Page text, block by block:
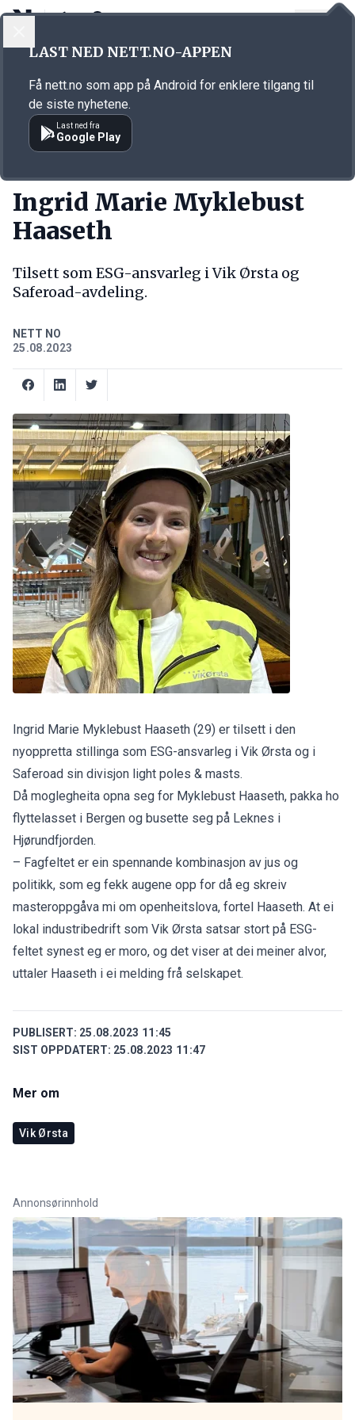
Annonsørinnhold
Ingrid Marie Myklebust
Haaseth
Tilsett som ESG-ansvarleg i Vik Ørsta og
Saferoad-avdeling.
NETT NO
25.08.2023
Ingrid Marie Myklebust Haaseth (29) er tilsett i den
nyoppretta stillinga som ESG-ansvarleg i Vik Ørsta og i
Saferoad sin divisjon light poles & masts.
Då moglegheita opna seg for Myklebust Haaseth, pakka ho
flyttelasset i Bergen og busette seg på Leknes i
Hjørundfjorden.
– Fagfeltet er ein spennande kombinasjon av jus og
politikk, som eg fekk augene opp for då eg skreiv
masteroppgåva mi om openheitslova, fortel Haaseth. At ei
lokal industribedrift som Vik Ørsta satsar stort på ESG-
feltet synest eg er moro, og det viser at dei meiner alvor,
uttaler Haaseth i ei melding frå selskapet.
PUBLISERT: 25.08.2023 11:45
SIST OPPDATERT: 25.08.2023 11:47
Mer om
Vik Ørsta
Annonsørinnhold
LAST NED NETT.NO-APPEN
Få nett.no som app på Android for enklere tilgang til
de siste nyhetene.
Last ned fra
Google Play